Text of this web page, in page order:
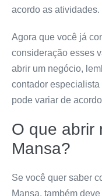
acordo as atividades.
Agora que você já
consideração esses
abrir um negócio,
contador
pode variar de
O que abrir
Mansa?
Se você quer saber
Mansa, também